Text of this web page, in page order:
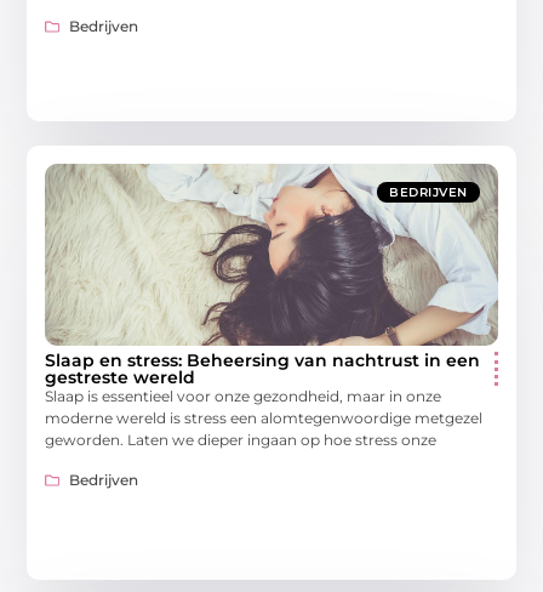
Bedrijven
BEDRIJVEN
Slaap en stress: Beheersing van nachtrust in een
gestreste wereld
Slaap is essentieel voor onze gezondheid, maar in onze
moderne wereld is stress een alomtegenwoordige metgezel
geworden. Laten we dieper ingaan op hoe stress onze
Bedrijven